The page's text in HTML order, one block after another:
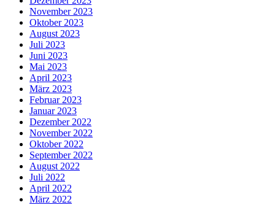
November 2023
Oktober 2023
August 2023
Juli 2023
Juni 2023
Mai 2023
April 2023
März 2023
Februar 2023
Januar 2023
Dezember 2022
November 2022
Oktober 2022
September 2022
August 2022
Juli 2022
April 2022
März 2022